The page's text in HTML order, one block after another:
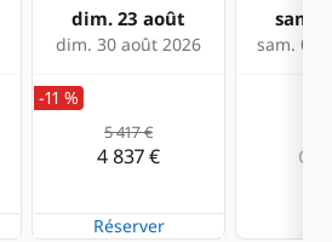
dim. 23 août
dim. 30 août 2026
sam.
sam. 05
-11 %
5 417 €
4 837 €
Réserver